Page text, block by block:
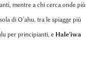
mentre a chi cerca onde più
di O’ahu, tra le spiagge più
per principianti, e Haleʻiwa